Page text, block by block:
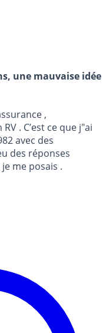
une mauvaise idée
,
. C’est ce que j"ai
avec des
des réponses
me posais .